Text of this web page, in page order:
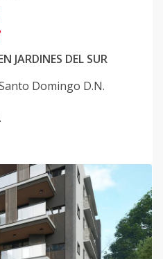
JARDINES DEL SUR
Domingo D.N.